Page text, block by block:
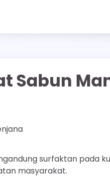
Sabun
surfaktan pada
masyarakat.